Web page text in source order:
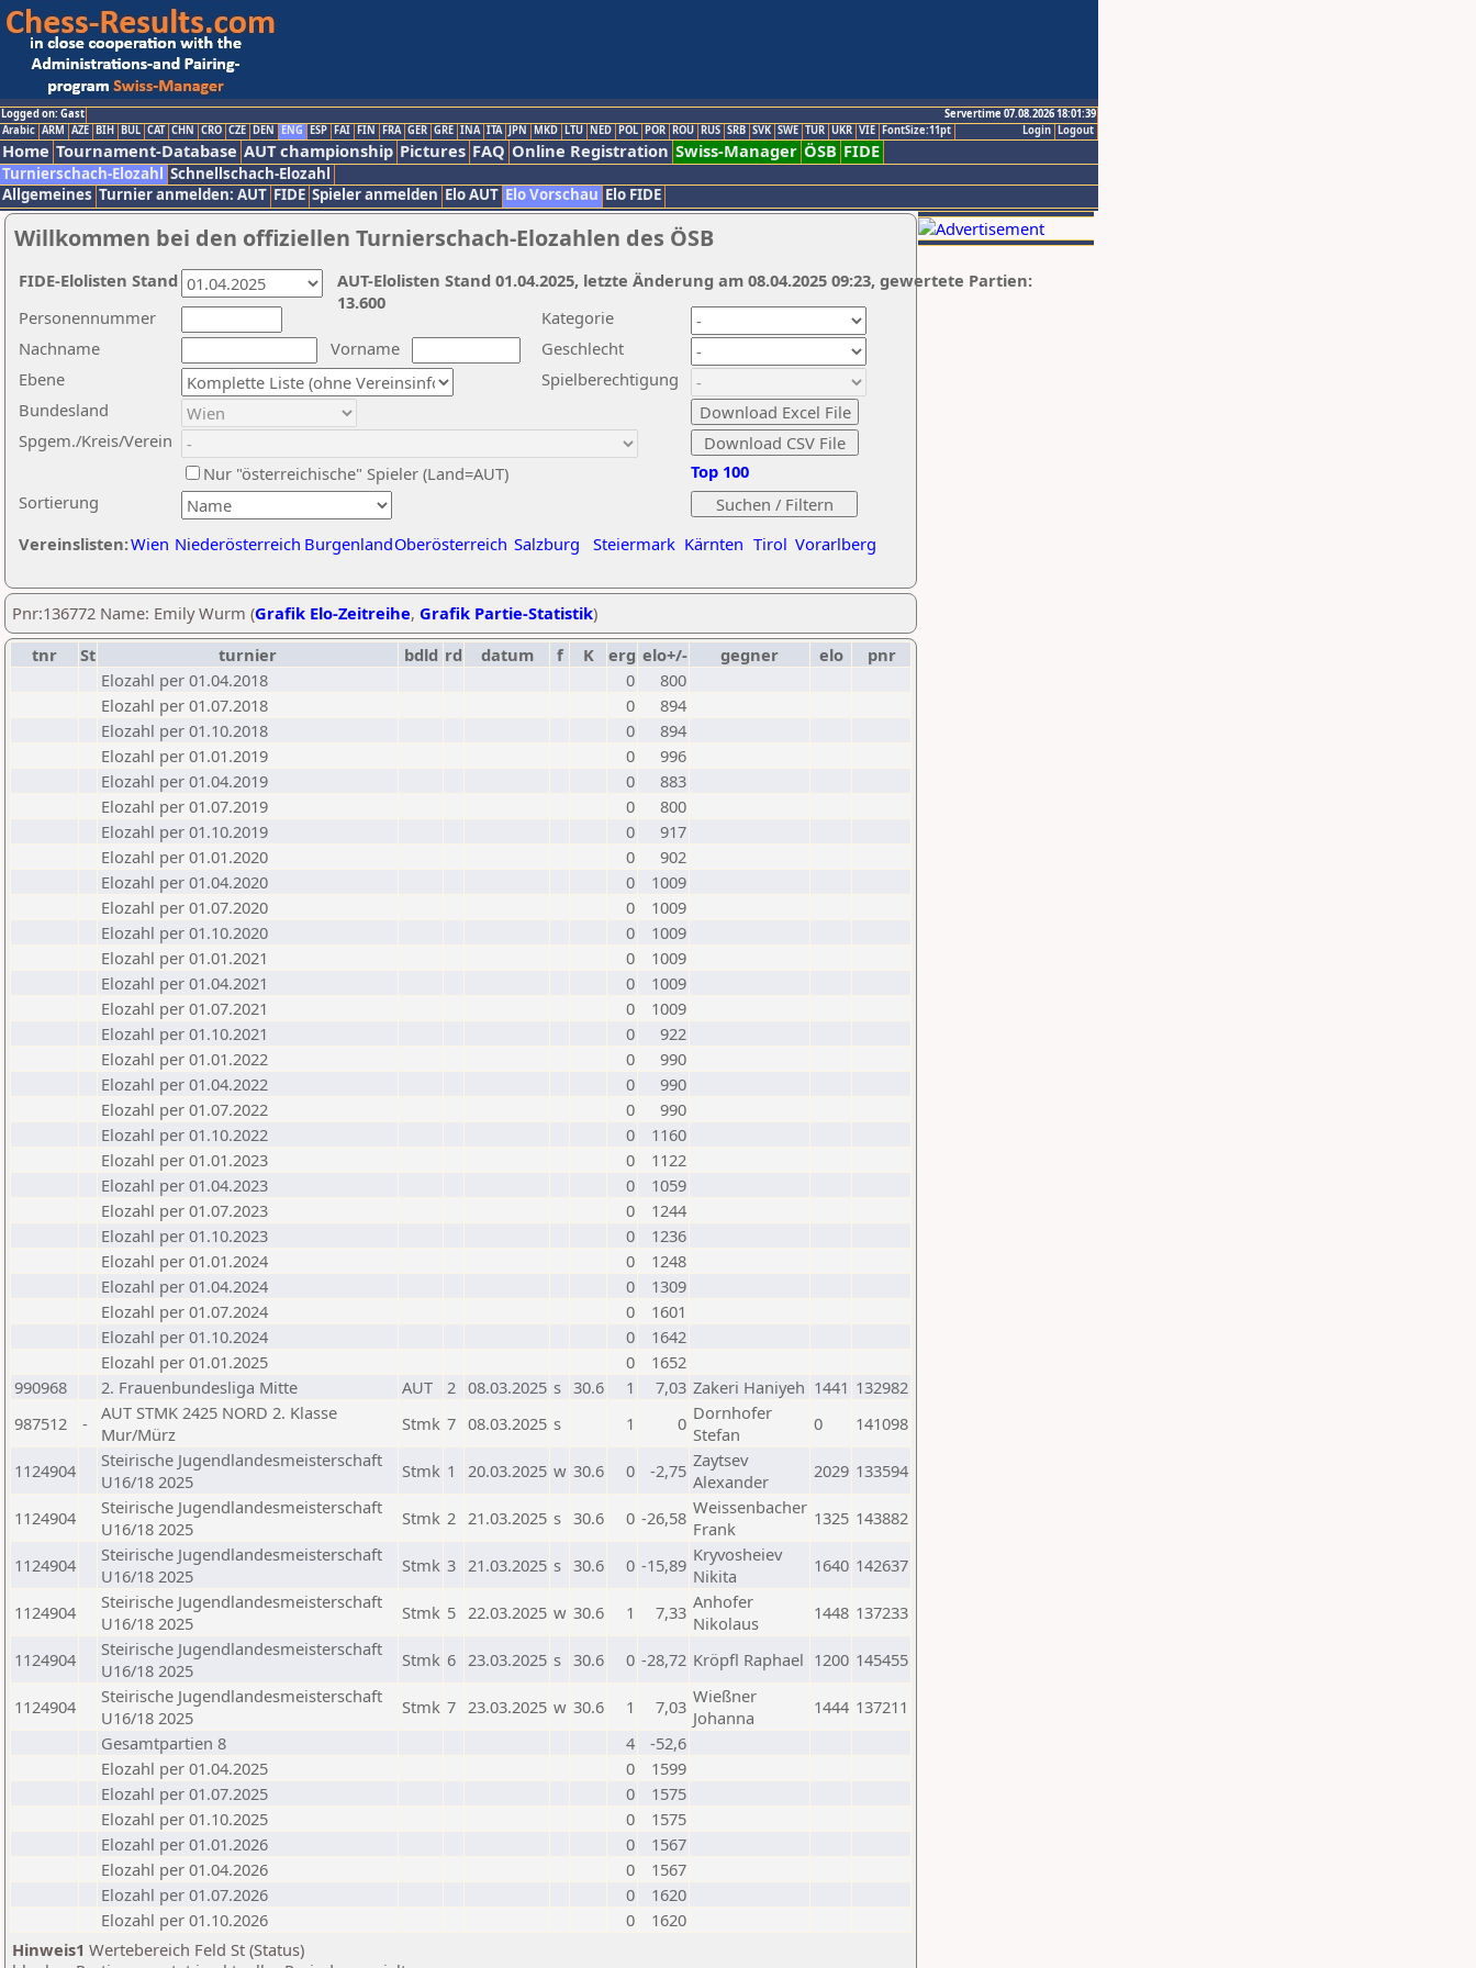
Logged on: Gast
Servertime 07.08.2026 18:01:39
Logout
Login
Arabic ARM AZE BIH BUL CAT CHN CRO CZE DEN ENG ESP FAI FIN FRA GER GRE INA ITA JPN MKD LTU NED POL POR ROU RUS SRB SVK SWE TUR UKR VIE FontSize:11pt
Home Tournament-Database AUT championship Pictures FAQ Online Registration Swiss-Manager ÖSB FIDE
Turnierschach-Elozahl Schnellschach-Elozahl
Allgemeines Turnier anmelden: AUT FIDE Spieler anmelden Elo AUT Elo Vorschau Elo FIDE
Willkommen bei den offiziellen Turnierschach-Elozahlen des ÖSB
Nachname
Vorname
Ebene
Kategorie
Sortierung
Personennummer
Bundesland
Spgem./Kreis/Verein
Geschlecht
Nur "österreichische" Spieler (Land=AUT)
Spielberechtigung
Vereinslisten:Wien Niederösterreich BurgenlandOberösterreich Salzburg Steiermark Kärnten Tirol Vorarlberg
Top 100
AUT-Elolisten Stand 01.04.2025, letzte Änderung am 08.04.2025 09:23, gewertete Partien:
13.600
FIDE-Elolisten Stand
Pnr:136772 Name: Emily Wurm (Grafik Elo-Zeitreihe, Grafik Partie-Statistik)
tnr
St turnier bdld rd datum f K erg elo+/- gegner elo
pnr
Elozahl per 01.04.2018
0
800
Elozahl per 01.07.2018
0
894
Elozahl per 01.10.2018
0
894
Elozahl per 01.01.2019
0
996
Elozahl per 01.04.2019
0
883
Elozahl per 01.07.2019
0
800
Elozahl per 01.10.2019
0
917
Elozahl per 01.01.2020
0
902
Elozahl per 01.04.2020
0
1009
Elozahl per 01.07.2020
0
1009
Elozahl per 01.10.2020
0
1009
Elozahl per 01.01.2021
0
1009
Elozahl per 01.04.2021
0
1009
Elozahl per 01.07.2021
0
1009
Elozahl per 01.10.2021
0
922
Elozahl per 01.01.2022
0
990
Elozahl per 01.04.2022
0
990
Elozahl per 01.07.2022
0
990
Elozahl per 01.10.2022
0
1160
Elozahl per 01.01.2023
0
1122
Elozahl per 01.04.2023
0
1059
Elozahl per 01.07.2023
0
1244
Elozahl per 01.10.2023
0
1236
Elozahl per 01.01.2024
0
1248
Elozahl per 01.04.2024
0
1309
Elozahl per 01.07.2024
0
1601
Elozahl per 01.10.2024
0
1642
Elozahl per 01.01.2025
0
1652
990968
2. Frauenbundesliga Mitte AUT 2 08.03.2025 s 30.6 1 7,03 Zakeri Haniyeh 1441 132982
987512
-
AUT STMK 2425 NORD 2. Klasse
Mur/Mürz
Stmk 7 08.03.2025 s 1 0 Dornhofer
Stefan
0 141098
1124904
Steirische Jugendlandesmeisterschaft
U16/18 2025
Stmk 1 20.03.2025 w 30.6 0 -2,75 Zaytsev
Alexander
2029 133594
1124904
Steirische Jugendlandesmeisterschaft
U16/18 2025
Stmk 2 21.03.2025 s 30.6 0 -26,58 Weissenbacher
Frank
1325 143882
1124904
Steirische Jugendlandesmeisterschaft
U16/18 2025
Stmk 3 21.03.2025 s 30.6 0 -15,89 Kryvosheiev
Nikita
1640 142637
1124904
Steirische Jugendlandesmeisterschaft
U16/18 2025
Stmk 5 22.03.2025 w 30.6 1 7,33 Anhofer
Nikolaus
1448 137233
1124904
Steirische Jugendlandesmeisterschaft
U16/18 2025
Stmk 6 23.03.2025 s 30.6 0 -28,72 Kröpfl Raphael 1200 145455
1124904
Steirische Jugendlandesmeisterschaft
U16/18 2025
Stmk 7 23.03.2025 w 30.6 1 7,03 Wießner
Johanna
1444 137211
Gesamtpartien 8
4
-52,6
Elozahl per 01.04.2025
0
1599
Elozahl per 01.07.2025
0
1575
Elozahl per 01.10.2025
0
1575
Elozahl per 01.01.2026
0
1567
Elozahl per 01.04.2026
0
1567
Elozahl per 01.07.2026
0
1620
Elozahl per 01.10.2026
0
1620
Hinweis1 Wertebereich Feld St (Status)